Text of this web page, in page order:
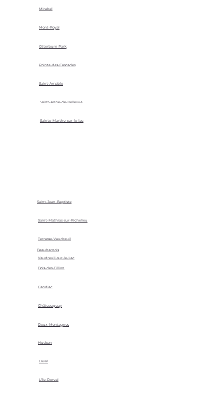
Mirabel
Mont-Royal
Otterburn Park
Pointe-des-Cascades
Saint-Amable
Saint-Anne-de-Bellevue
Sainte-Marthe-sur-le-lac
Saint-Jean-Baptiste
Saint-Mathias-sur-Richelieu
Terrasse-Vaudreuil
Vaudreuil-sur-le-Lac
Beauharnois
Bois-des-Fillion
Candiac
Châteauguay
Deux-Montagnes
Hudson
Laval
L'Île-Dorval